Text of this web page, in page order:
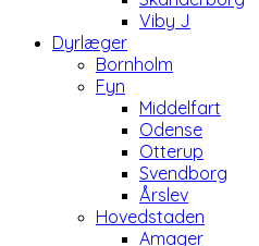
Viby J
Dyrlæger
Bornholm
Fyn
Middelfart
Odense
Otterup
Svendborg
Årslev
Hovedstaden
Amager